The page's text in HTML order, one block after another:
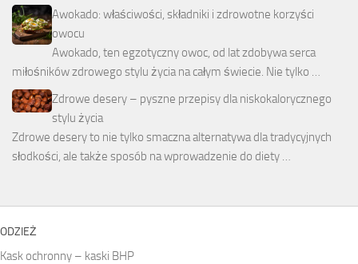
Awokado: właściwości, składniki i zdrowotne korzyści
owocu
Awokado, ten egzotyczny owoc, od lat zdobywa serca
miłośników zdrowego stylu życia na całym świecie. Nie tylko …
Zdrowe desery – pyszne przepisy dla niskokalorycznego
stylu życia
Zdrowe desery to nie tylko smaczna alternatywa dla tradycyjnych
słodkości, ale także sposób na wprowadzenie do diety …
ODZIEŻ
Kask ochronny – kaski BHP